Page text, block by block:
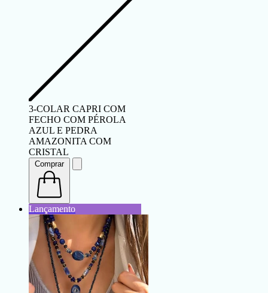
3-COLAR CAPRI COM
FECHO COM PÉROLA
AZUL E PEDRA
AMAZONITA COM
CRISTAL
Comprar